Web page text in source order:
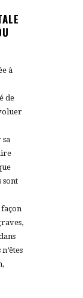
à
de
sa
sont
façon